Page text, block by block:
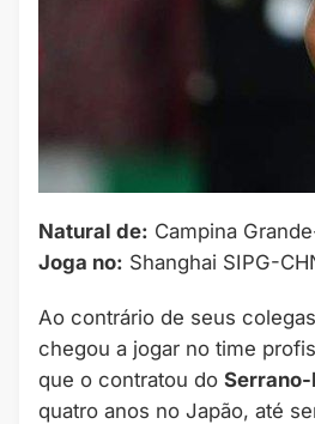
Natural de: Campina
Joga no: Shanghai SIPG-
Ao contrário de seus
chegou a jogar no time
que o contratou do Serrano-
quatro anos no Japão, até